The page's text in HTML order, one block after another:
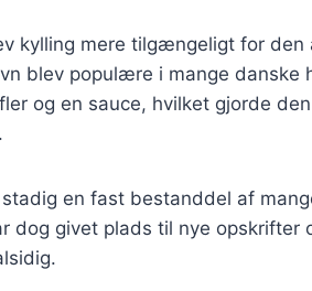
kylling mere tilgængeligt for den
blev populære i mange danske
og en sauce, hvilket gjorde
en fast bestanddel af
dog givet plads til nye opskrifter